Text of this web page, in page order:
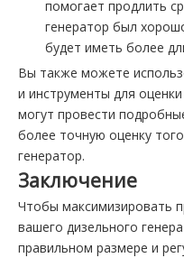
помогает продлить
генератор был
будет иметь более
Вы также можете
и инструменты для
могут провести
более точную оценку
генератор.
Заключение
Чтобы максимизировать
вашего дизельного
правильном размере и